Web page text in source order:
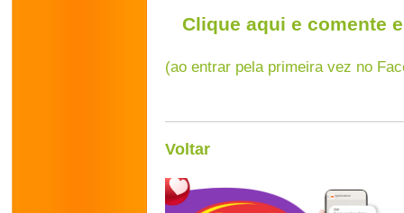
Clique aqui e comente
(ao entrar pela primeira vez no
Voltar